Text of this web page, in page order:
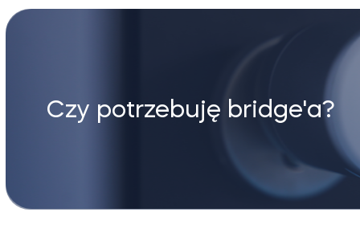
Czy potrzebuję bridge'a?